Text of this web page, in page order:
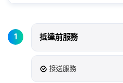
1 抵達前服務
接送服務